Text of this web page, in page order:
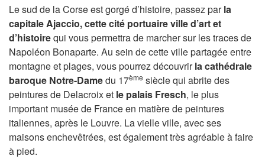
Le sud de la Corse est gorgé d’histoire, passez parla
capitale Ajaccio, cette cité portuaire ville d’art et
d’histoirequi vous permettra de marcher sur les traces de
Napoléon Bonaparte. Au sein de cette ville partagée entre
montagne et plages, vous pourrez découvrirla cathédrale
baroque Notre-Damedu 17ème siècle qui abrite des
peintures de Delacroix et le palais Fresch, le plus
important musée de France en matière de peintures
italiennes, après le Louvre. La vielle ville, avec ses
maisons enchevêtrées, est également très agréable à faire
à pied.